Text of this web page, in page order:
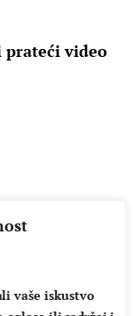
vaše iskustvo
prateći video